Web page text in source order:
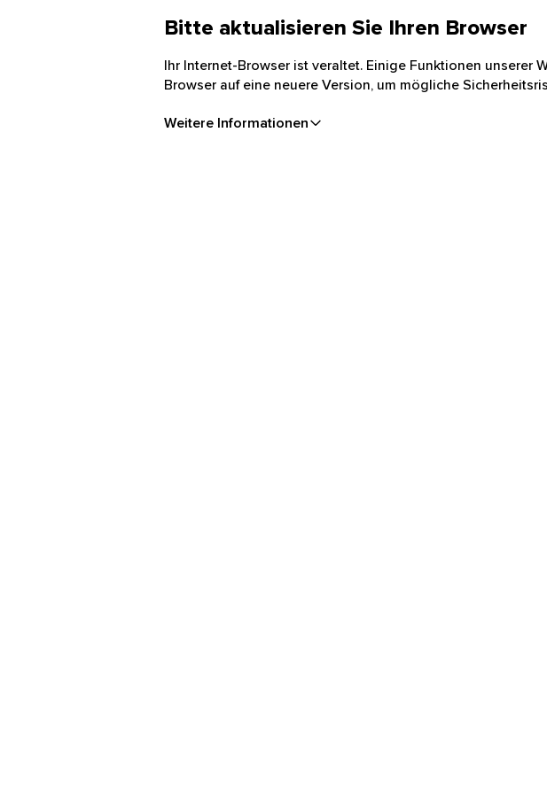
Bitte aktualisieren Sie Ihren Browser
Ihr Internet-Browser ist veraltet. Einige Funktionen unserer
Browser auf eine neuere Version, um mögliche
Weitere Informationen